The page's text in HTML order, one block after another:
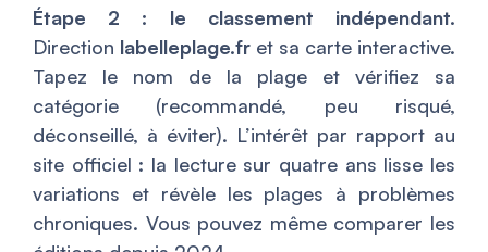
Étape 2 : le classement indépendant.
Direction labelleplage.fr et sa carte interactive.
Tapez le nom de la plage et vérifiez sa
catégorie (recommandé, peu risqué,
déconseillé, à éviter). L’intérêt par rapport au
site officiel : la lecture sur quatre ans lisse les
variations et révèle les plages à problèmes
chroniques. Vous pouvez même comparer les